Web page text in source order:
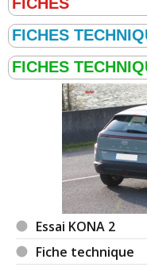
Essai KONA 2
Fiche technique